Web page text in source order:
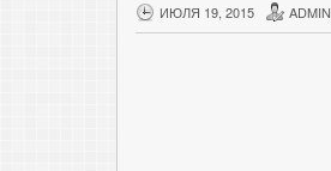
ИЮЛЯ 19, 2015 ADMIN